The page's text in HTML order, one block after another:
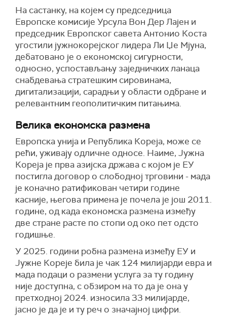
На састанку, на којем су председница
Европске комисије Урсула Вон Дер Лајен и
председник Европског савета Антонио Коста
угостили јужнокорејског лидера Ли Џе Мјуна,
дебатовано је о економској сигурности,
односно, успостављању заједничких ланаца
снабдевања стратешким сировинама,
дигитализацији, сарадњи у области одбране и
релевантним геополитичким питањима.
Велика економска размена
Европска унија и Република Кореја, може се
рећи, уживају одличне односе. Наиме, Јужна
Кореја је прва азијска држава с којом је ЕУ
постигла договор о слободној трговини - мада
је коначно ратификован четири године
касније, његова примена је почела је још 2011.
године, од када економска размена између
две стране расте по стопи од око пет одсто
годишње.
У 2025. години робна размена између ЕУ и
Јужне Кореје била је чак 124 милијарди евра и
мада подаци о размени услуга за ту годину
није доступна, с обзиром на то да је она у
претходној 2024. износила 33 милијарде,
јасно је да је и ту реч о значајној цифри.